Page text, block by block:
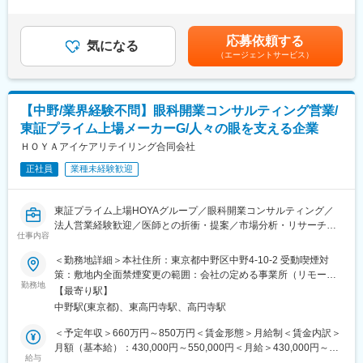
変更の範囲：会社の定める業務
施策の戦略実行支援
・クライアント対応：ヒアリング、課題整理、報告書作成
※PJはその時々で受託状況に変動がありますのでご了承ください
◇70+の楽天グループ事業会社が内部クライアントという特殊な
環境
◇BtoBSaaSの導入・活用促進ノウハウを大企業内で適用可能
◇ツール選定・運用設計・利活用促進まで一気通貫で関与
◇現場の専門家からマネジメントまでパスあり
◇SaaS領域以外にも楽天グループ内の様々なプロジェクトに関与
し、コンサルタントとしてのスキル・経験値を積み重ねながら、
シニアコンサルタントやディレクターといったキャリアアップを
長期的に描いていくことが可能です！
・スピード昇格：年功序列ではなく、成果とスキル次第で2～3年
でシニアマネージャーやディレクターへ昇格可能
・事業責任者への道：コンサルタントから事業責任者、新規事業
開発担当へのキャリアチェンジ
ティクス、ブランド戦略）や楽天グループ全体への異動も可能
想定年収は目安であり、ご経験・スキルに応じて上下する可能性
があります。■昇給…年2回 (1月・7月)■賞与…年2回 (6月・12月)
賃金はあくまでも目安の金額であり、選考を通じて上下する可能
性があります。月給(月額)は固定手当を含めた表記です。
気になる 応募依頼する
（エージェントサービス）
【中野/業界経験不問】眼科開業コンサルティング営業/
東証プライム上場メーカーG/人々の眼を支える企業
ＨＯＹＡアイケアリテイリング合同会社
正社員 業種未経験歓迎
仕事内容
東証プライム上場HOYAグループ／眼科開業コンサルティング／
法人営業経験歓迎／医師との折衝・提案／市場分析・リサーチ／
活動
■業務概要：
当社が運営するコンタクトのアイシティ店舗に隣接する眼科の開
業をサポートいただきます。提携候補となる医師のリサーチや市
場分析から、医師との面談や契約交渉、医師のキャリアビジョン
に合わせた開業プランの提案をお任せ致します。
勤務地
＜勤務地詳細＞本社住所：東京都中野区中野4-10-2 受動喫煙対
策：敷地内全面禁煙変更の範囲：会社の定める事業所（リモート
ワーク含む）
【最寄り駅】
中野駅(東京都)、東高円寺駅、高円寺駅
給与
＜予定年収＞660万円～850万円＜賃金形態＞月給制＜賃金内訳＞
月額（基本給）：430,000円～550,000円＜月給＞430,000円～